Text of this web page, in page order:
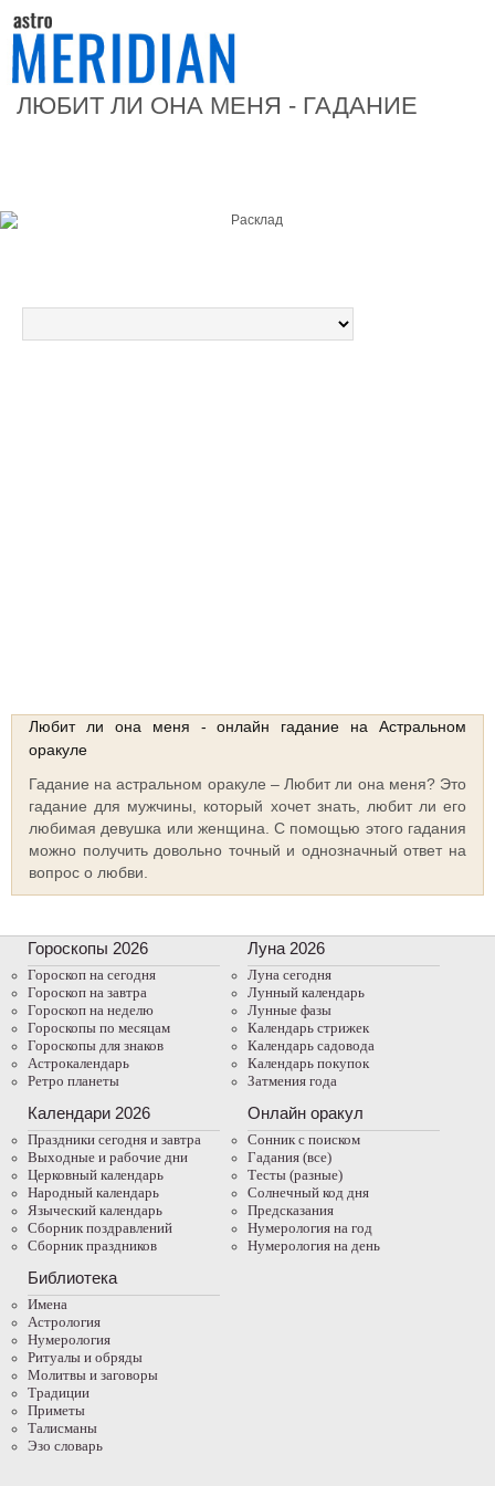
ЛЮБИТ ЛИ ОНА МЕНЯ - ГАДАНИЕ
Любит ли она меня - онлайн гадание на Астральном
оракуле
Гадание на астральном оракуле – Любит ли она меня? Это
гадание для мужчины, который хочет знать, любит ли его
любимая девушка или женщина. С помощью этого гадания
можно получить довольно точный и однозначный ответ на
вопрос о любви.
Гороскопы 2026
Гороскоп на сегодня
Гороскоп на завтра
Гороскоп на неделю
Гороскопы по месяцам
Гороскопы для знаков
Астрокалендарь
Ретро планеты
Луна 2026
Луна сегодня
Лунный календарь
Лунные фазы
Календарь стрижек
Календарь садовода
Календарь покупок
Затмения года
Календари 2026
Праздники сегодня и завтра
Выходные и рабочие дни
Церковный календарь
Народный календарь
Языческий календарь
Сборник поздравлений
Сборник праздников
Онлайн оракул
Cонник с поиском
Гадания (все)
Тесты (разные)
Солнечный код дня
Предсказания
Нумерология на год
Нумерология на день
Библиотека
Имена
Астрология
Нумерология
Ритуалы и обряды
Молитвы и заговоры
Традиции
Приметы
Талисманы
Эзо словарь